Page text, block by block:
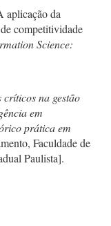
aplicação da
competitividade
Science:
críticos na gestão
em
prática em
Faculdade de
Paulista].